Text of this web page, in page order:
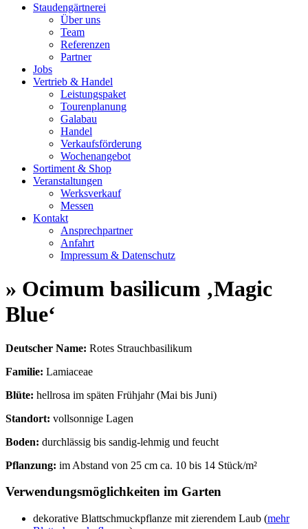
Staudengärtnerei
Über uns
Team
Referenzen
Partner
Jobs
Vertrieb & Handel
Leistungspaket
Tourenplanung
Galabau
Handel
Verkaufsförderung
Wochenangebot
Sortiment & Shop
Veranstaltungen
Werksverkauf
Messen
Kontakt
Ansprechpartner
Anfahrt
Impressum & Datenschutz
» Ocimum basilicum ‚Magic
Blue‘
Deutscher Name: Rotes Strauchbasilikum
Familie: Lamiaceae
Blüte: hellrosa im späten Frühjahr (Mai bis Juni)
Standort: vollsonnige Lagen
Boden: durchlässig bis sandig-lehmig und feucht
Pflanzung: im Abstand von 25 cm ca. 10 bis 14 Stück/m²
Verwendungsmöglichkeiten im Garten
dekorative Blattschmuckpflanze mit zierendem Laub (mehr